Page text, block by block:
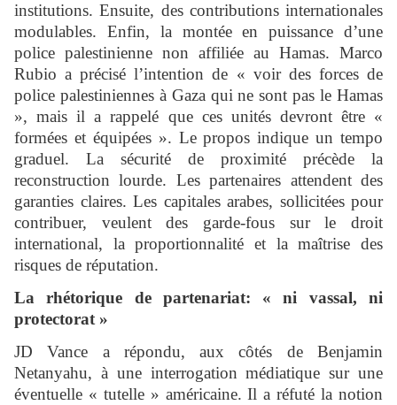
institutions. Ensuite, des contributions internationales
modulables. Enfin, la montée en puissance d’une
police palestinienne non affiliée au Hamas. Marco
Rubio a précisé l’intention de « voir des forces de
police palestiniennes à Gaza qui ne sont pas le Hamas
», mais il a rappelé que ces unités devront être «
formées et équipées ». Le propos indique un tempo
graduel. La sécurité de proximité précède la
reconstruction lourde. Les partenaires attendent des
garanties claires. Les capitales arabes, sollicitées pour
contribuer, veulent des garde-fous sur le droit
international, la proportionnalité et la maîtrise des
risques de réputation.
La rhétorique de partenariat: « ni vassal, ni
protectorat »
JD Vance a répondu, aux côtés de Benjamin
Netanyahu, à une interrogation médiatique sur une
éventuelle « tutelle » américaine. Il a réfuté la notion